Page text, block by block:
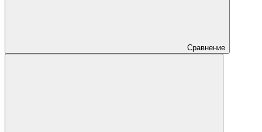
Сравнение